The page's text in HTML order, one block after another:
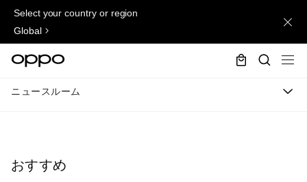
Select your country or region
Global
ニュースルーム
おすすめ